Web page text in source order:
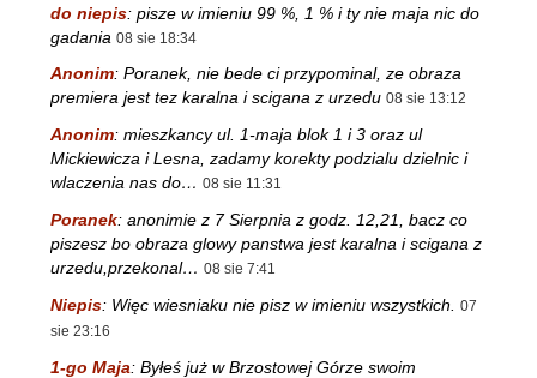
do niepis: pisze w imieniu 99 %, 1 % i ty nie maja nic do
gadania 08 sie 18:34
Anonim: Poranek, nie bede ci przypominal, ze obraza
premiera jest tez karalna i scigana z urzedu 08 sie 13:12
Anonim: mieszkancy ul. 1-maja blok 1 i 3 oraz ul
Mickiewicza i Lesna, zadamy korekty podzialu dzielnic i
wlaczenia nas do… 08 sie 11:31
Poranek: anonimie z 7 Sierpnia z godz. 12,21, bacz co
piszesz bo obraza glowy panstwa jest karalna i scigana z
urzedu,przekonal… 08 sie 7:41
Niepis: Więc wiesniaku nie pisz w imieniu wszystkich.
07
sie 23:16
1-go Maja: Byłeś już w Brzostowej Górze swoim